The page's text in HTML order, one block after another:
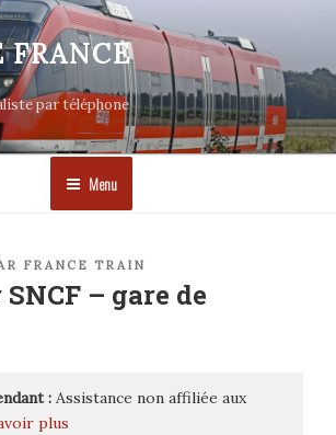
FRANCE
par téléphone
Menu
FRANCE TRAIN
– gare de
: Assistance non affiliée aux
plus